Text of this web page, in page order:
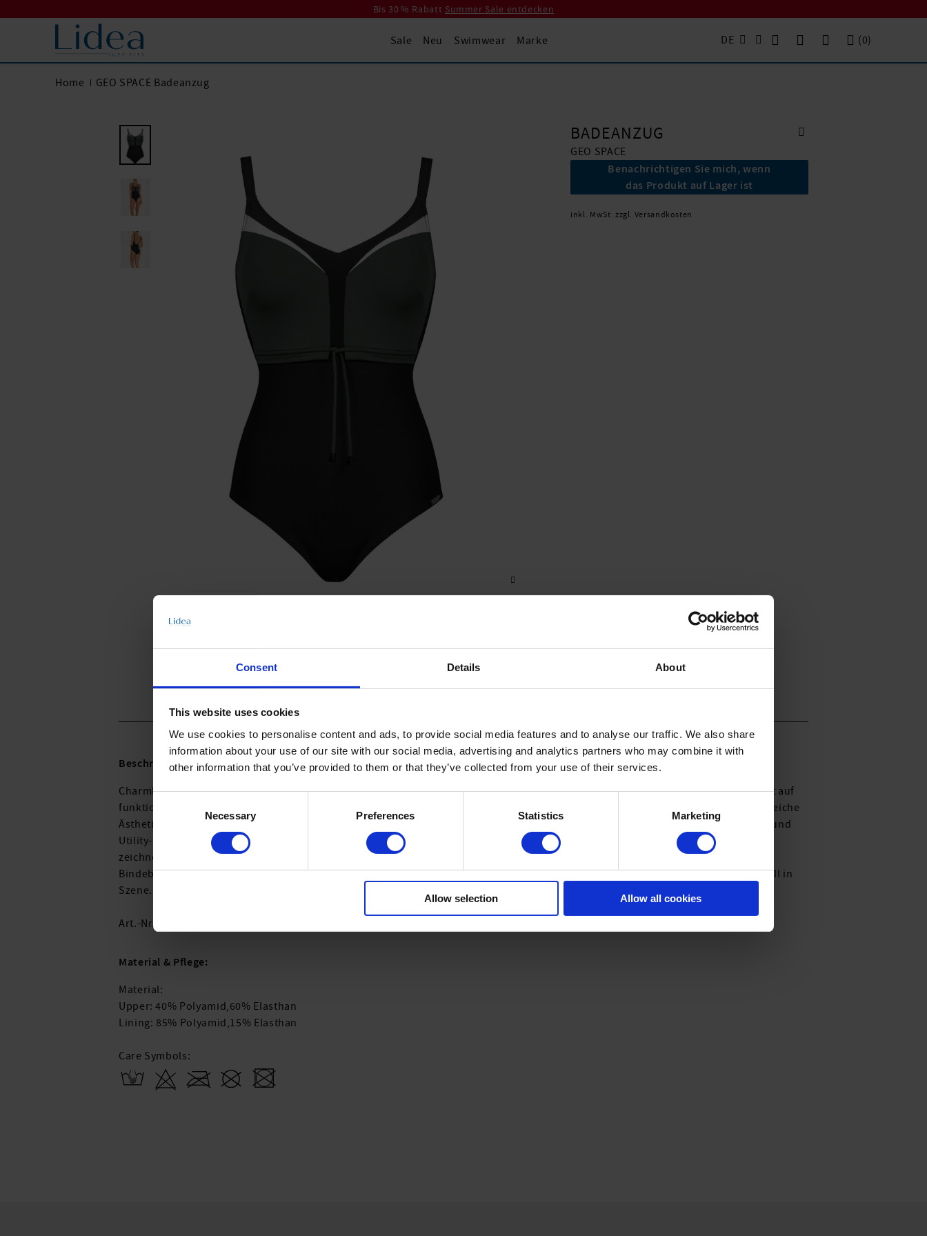
Consent Details About
This website uses cookies
We use cookies to personalise content and ads, to provide social media features and to analyse our traffic. We also share
information about your use of our site with our social media, advertising and analytics partners who may combine it with
other information that you’ve provided to them or that they’ve collected from your use of their services.
Necessary Preferences Statistics Marketing
Allow selection Allow all cookies
Bis 30 % Rabatt Summer Sale entdecken
Sale Neu Swimwear Marke DE (0)
Home GEO SPACE Badeanzug
BADEANZUG
GEO SPACE
Benachrichtigen Sie mich, wenn
das Produkt auf Lager ist
inkl. MwSt. zzgl. Versandkosten
Produktdetails
Beschreibung:
Charmline ist "Pioneer in Shapewear" und lässt ihre Figur bis zu einer Konfektionsgröße schlanker wirken. Modisches Design trifft auf
funktionale Schnitte, damit sie sich am Strand und im Schwimmbad richtig wohlfühlen können. Kompromisslose Grafik, kontrastreiche
Ästhetik, sportliche Linienführung – die Zutaten, um modernes Colourblocking entstehen zulassen. Trapezförmige Cargotaschen und
Utility-Strukturen inspirierten die Flächenaufteilung. Der Tunnelzug unterstreicht die modische Aussage. Die dezente Farbgebung
zeichnet das bodenständige Spiel von Khaki und Schwarz aus. Bügel-Badeanzug mit herzförmigem Ausschnitt und dekorativem
Bindebändchen unter der Brust. Höhenverstellbare Träger und Figur optimierende Kontrastfarben setzen die Silhouette individuell in
Szene.
Art.-Nr.: 1308_961_985
Material & Pflege:
Material:
Upper: 40% Polyamid,60% Elasthan
Lining: 85% Polyamid,15% Elasthan
Care Symbols: